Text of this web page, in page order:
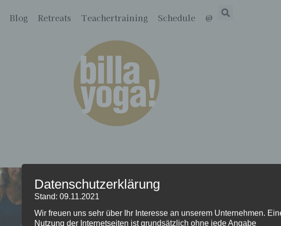
Blog Retreats Teachertraining Schedule @
Datenschutzerklärung
Stand: 09.11.2021
Wir freuen uns sehr über Ihr Interesse an unserem Unternehmen.
Nutzung der Internetseiten ist grundsätzlich ohne jede Angabe